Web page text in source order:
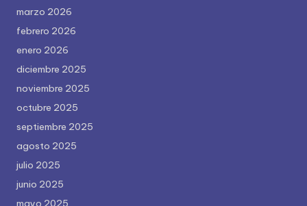
marzo 2026
febrero 2026
enero 2026
diciembre 2025
noviembre 2025
octubre 2025
septiembre 2025
agosto 2025
julio 2025
junio 2025
mayo 2025